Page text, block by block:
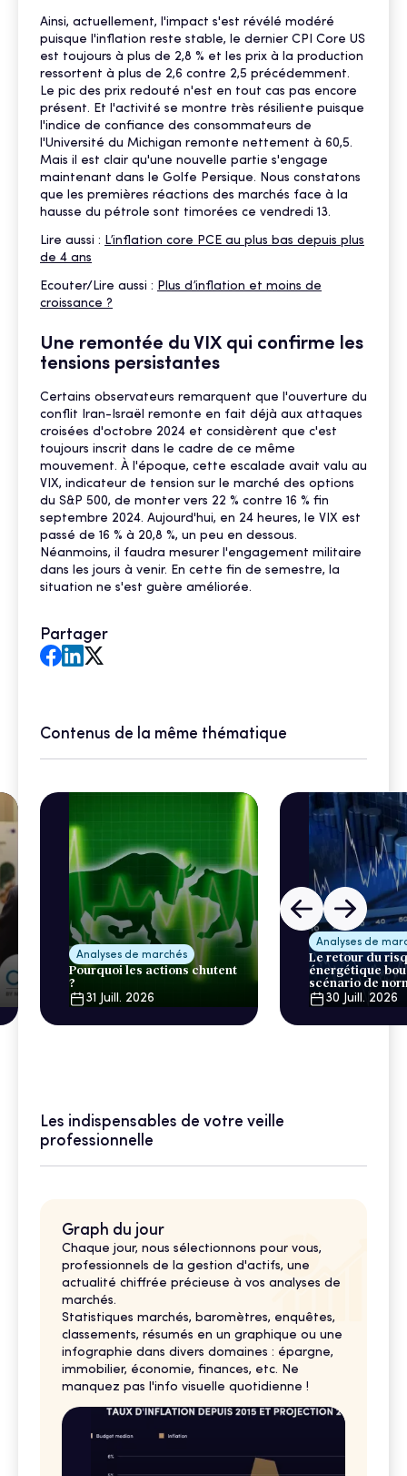
Ainsi, actuellement, l'impact s'est révélé modéré
puisque l'inflation reste stable, le dernier CPI Core US
est toujours à plus de 2,8 % et les prix à la production
ressortent à plus de 2,6 contre 2,5 précédemment.
Le pic des prix redouté n'est en tout cas pas encore
présent. Et l'activité se montre très résiliente puisque
l'indice de confiance des consommateurs de
l'Université du Michigan remonte nettement à 60,5.
Mais il est clair qu'une nouvelle partie s'engage
maintenant dans le Golfe Persique. Nous constatons
que les premières réactions des marchés face à la
hausse du pétrole sont timorées ce vendredi 13.
Lire aussi : L’inflation core PCE au plus bas depuis plus
de 4 ans
Ecouter/Lire aussi : Plus d’inflation et moins de
croissance ?
Une remontée du VIX qui confirme les
tensions persistantes
Certains observateurs remarquent que l'ouverture du
conflit Iran-Israël remonte en fait déjà aux attaques
croisées d'octobre 2024 et considèrent que c'est
toujours inscrit dans le cadre de ce même
mouvement. À l'époque, cette escalade avait valu au
VIX, indicateur de tension sur le marché des options
du S&P 500, de monter vers 22 % contre 16 % fin
septembre 2024. Aujourd'hui, en 24 heures, le VIX est
passé de 16 % à 20,8 %, un peu en dessous.
Néanmoins, il faudra mesurer l'engagement militaire
dans les jours à venir. En cette fin de semestre, la
situation ne s'est guère améliorée.
Partager
Contenus de la même thématique
Analyses de marchés
Pourquoi les actions chutent
?
31 Juill. 2026
Analyses de
Le retour du
énergétique
scénario de
30 Juill. 2026
Les indispensables de votre veille
professionnelle
Graph du jour
Chaque jour, nous sélectionnons pour vous,
professionnels de la gestion d'actifs, une
actualité chiffrée précieuse à vos analyses de
marchés.
Statistiques marchés, baromètres, enquêtes,
classements, résumés en un graphique ou une
infographie dans divers domaines : épargne,
immobilier, économie, finances, etc. Ne
manquez pas l'info visuelle quotidienne !